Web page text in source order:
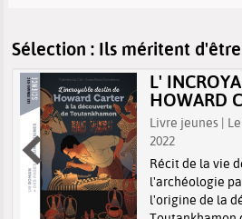
Sélection : Ils méritent
L'
HOWARD
Livre jeunes |
2022
Récit de la vie
l'archéologie
l'origine de la